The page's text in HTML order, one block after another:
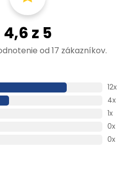
4,6 z 5
od 17 zákazníkov.
12x
4x
1x
0x
0x